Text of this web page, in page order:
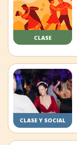
CLASE
CLASE Y SOCIAL